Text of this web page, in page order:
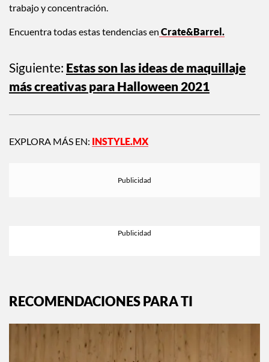
trabajo y concentración.
Encuentra todas estas tendencias en Crate&Barrel.
Siguiente: Estas son las ideas de maquillaje
más creativas para Halloween 2021
EXPLORA MÁS EN: INSTYLE.MX
RECOMENDACIONES PARA TI